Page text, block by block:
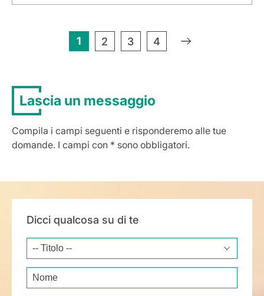
1 2 3 4 »
Lascia un messaggio
Compila i campi seguenti e risponderemo alle tue
domande. I campi con * sono obbligatori.
Dicci qualcosa su di te
Title
Name